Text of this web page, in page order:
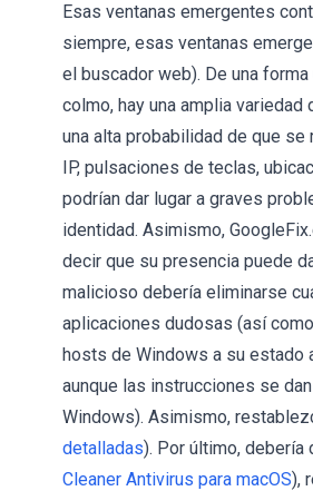
Esas ventanas emergentes
siempre, esas ventanas
el buscador web). De una
colmo, hay una amplia
una alta probabilidad de que
IP, pulsaciones de teclas,
podrían dar lugar a graves
identidad. Asimismo,
decir que su presencia puede
malicioso debería eliminarse
aplicaciones dudosas (así
hosts de Windows a su estado
aunque las instrucciones se
Windows). Asimismo,
detalladas). Por último,
Cleaner Antivirus para macOS),